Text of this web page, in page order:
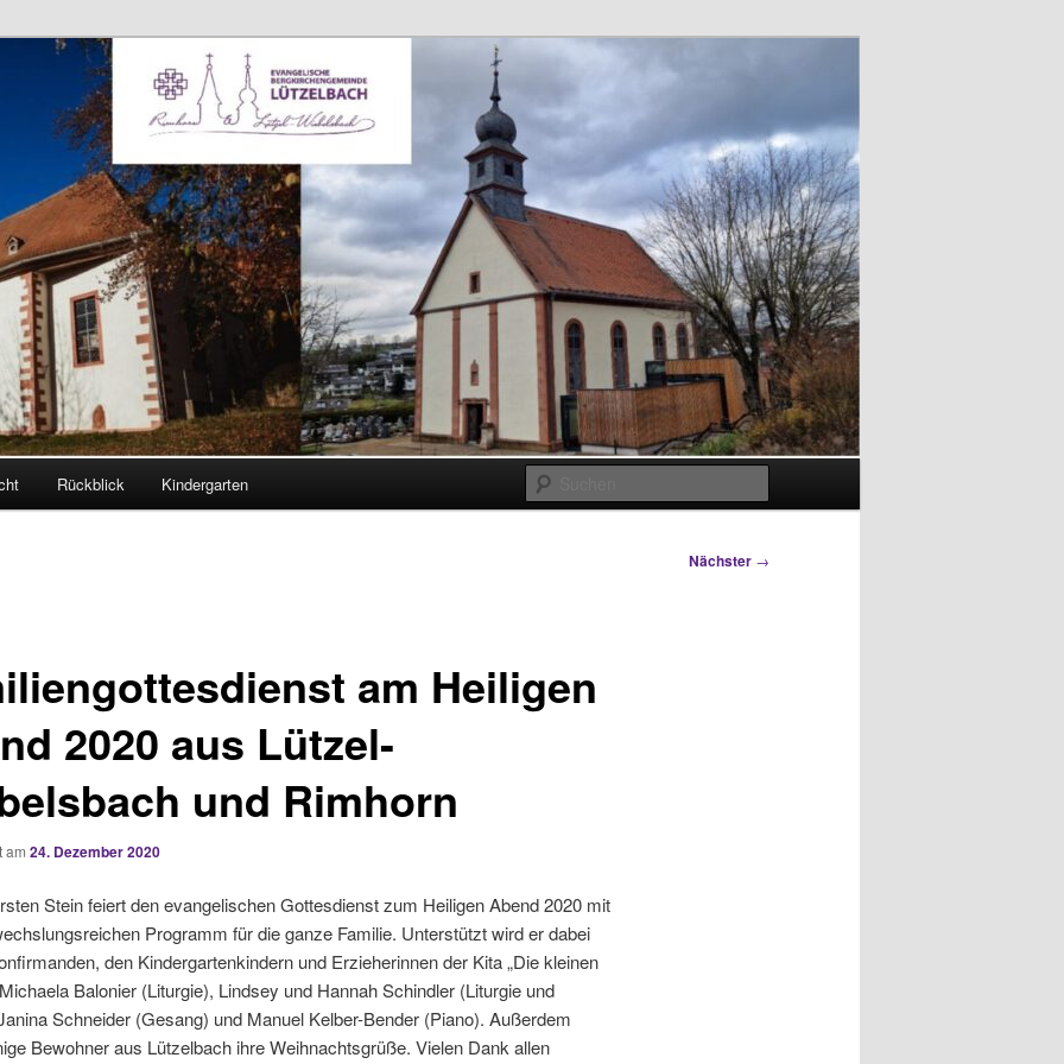
Kirchengemeinden
Rückblick Kindergarten
Nächster →
am Heiligen
2020 aus Lützel-
und Rimhorn
am 24. Dezember 2020
Stein feiert den evangelischen Gottesdienst zum Heiligen Abend 2020 mit
Programm für die ganze Familie. Unterstützt wird er dabei
den Kindergartenkindern und Erzieherinnen der Kita „Die kleinen
Balonier (Liturgie), Lindsey und Hannah Schindler (Liturgie und
Schneider (Gesang) und Manuel Kelber-Bender (Piano). Außerdem
Bewohner aus Lützelbach ihre Weihnachtsgrüße. Vielen Dank allen